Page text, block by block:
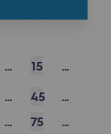
gaz
... 15
...
... 45
...
... 75
...